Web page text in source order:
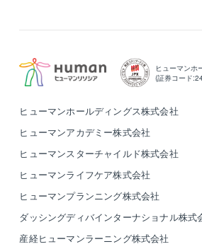
ヒューマンホ
(証券コード
ヒューマンホールディングス株式会社
ヒューマンアカデミー株式会社
ヒューマンスターチャイルド株式会社
ヒューマンライフケア株式会社
ヒューマンプランニング株式会社
ダッシングディバインターナショナル株式
産経ヒューマンラーニング株式会社